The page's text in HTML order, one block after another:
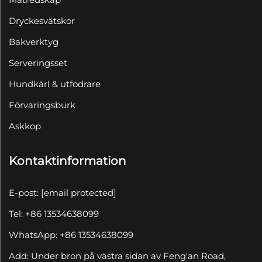
Dryckesvätskor
Bakverktyg
Serveringsset
Hundkärl & utfodrare
Förvaringsburk
Askkop
Kontaktinformation
E-post: [email protected]
Tel: +86 13534638099
WhatsApp: +86 13534638099
Add: Under bron på västra sidan av Feng'an Road,